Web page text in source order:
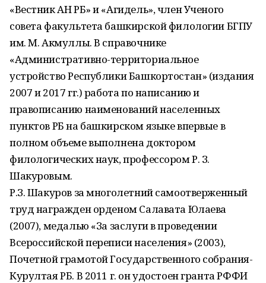
«Вестник АН РБ» и «Агидель», член Ученого
совета факультета башкирской филологии БГПУ
им. М. Акмуллы. В справочнике
«Административно-территориальное
устройство Республики Башкортостан» (издания
2007 и 2017 гг.) работа по написанию и
правописанию наименований населенных
пунктов РБ на башкирском языке впервые в
полном объеме выполнена доктором
филологических наук, профессором Р. З.
Шакуровым.
Р.З. Шакуров за многолетний самоотверженный
труд награжден орденом Салавата Юлаева
(2007), медалью «За заслуги в проведении
Всероссийской переписи населения» (2003),
Почетной грамотой Государственного собрания-
Курултая РБ. В 2011 г. он удостоен гранта РФФИ